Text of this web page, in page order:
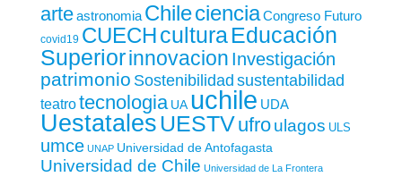
arteastronomia Chileciencia Congreso Futuro
covid19 CUECHculturaEducación
Superiorinnovacion Investigación
patrimonio Sostenibilidad sustentabilidad
teatrotecnologia UA uchile UDA
Uestatales UESTVufroulagos ULS
umce UNAP Universidad de Antofagasta
Universidad de Chile Universidad de La Frontera